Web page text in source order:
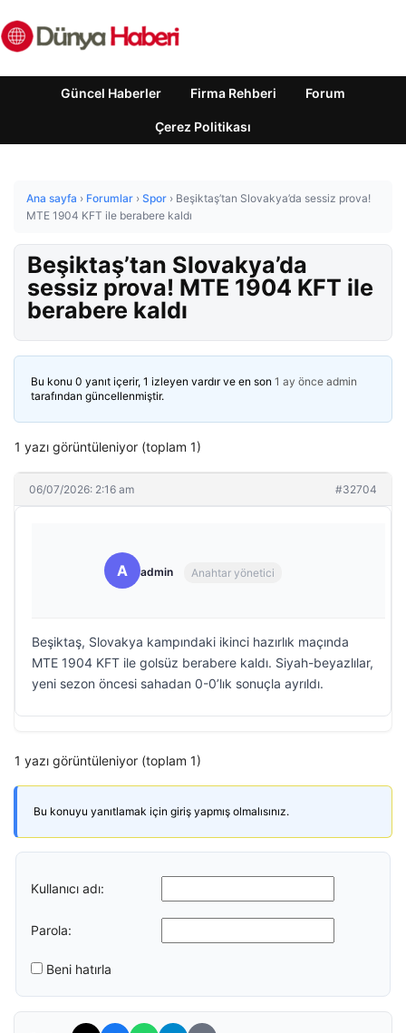
Güncel Haberler Firma Rehberi Forum
Çerez Politikası
Ana sayfa › Forumlar › Spor › Beşiktaş’tan Slovakya’da sessiz prova!
MTE 1904 KFT ile berabere kaldı
Beşiktaş’tan Slovakya’da
sessiz prova! MTE 1904 KFT ile
berabere kaldı
Bu konu 0 yanıt içerir, 1 izleyen vardır ve en son 1 ay önce admin
tarafından güncellenmiştir.
1 yazı görüntüleniyor (toplam 1)
06/07/2026: 2:16 am #32704
A admin Anahtar yönetici
Beşiktaş, Slovakya kampındaki ikinci hazırlık maçında
MTE 1904 KFT ile golsüz berabere kaldı. Siyah-beyazlılar,
yeni sezon öncesi sahadan 0-0’lık sonuçla ayrıldı.
1 yazı görüntüleniyor (toplam 1)
Bu konuyu yanıtlamak için giriş yapmış olmalısınız.
Kullanıcı adı:
Parola:
Beni hatırla